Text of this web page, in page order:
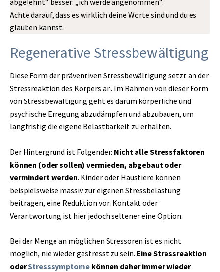
Achte darauf, dass es wirklich deine Worte sind und du es
glauben kannst.
Regenerative Stressbewältigung
Diese Form der präventiven Stressbewältigung setzt an der
Stressreaktion des Körpers an. Im Rahmen von dieser Form
von Stressbewältigung geht es darum körperliche und
psychische Erregung abzudämpfen und abzubauen, um
langfristig die eigene Belastbarkeit zu erhalten.
Der Hintergrund ist Folgender: Nicht alle Stressfaktoren
können (oder sollen) vermieden, abgebaut oder
vermindert werden. Kinder oder Haustiere können
beispielsweise massiv zur eigenen Stressbelastung
beitragen, eine Reduktion von Kontakt oder
Verantwortung ist hier jedoch seltener eine Option.
Bei der Menge an möglichen Stressoren ist es nicht
möglich, nie wieder gestresst zu sein. Eine Stressreaktion
oderStresssymptome können daher immer wieder